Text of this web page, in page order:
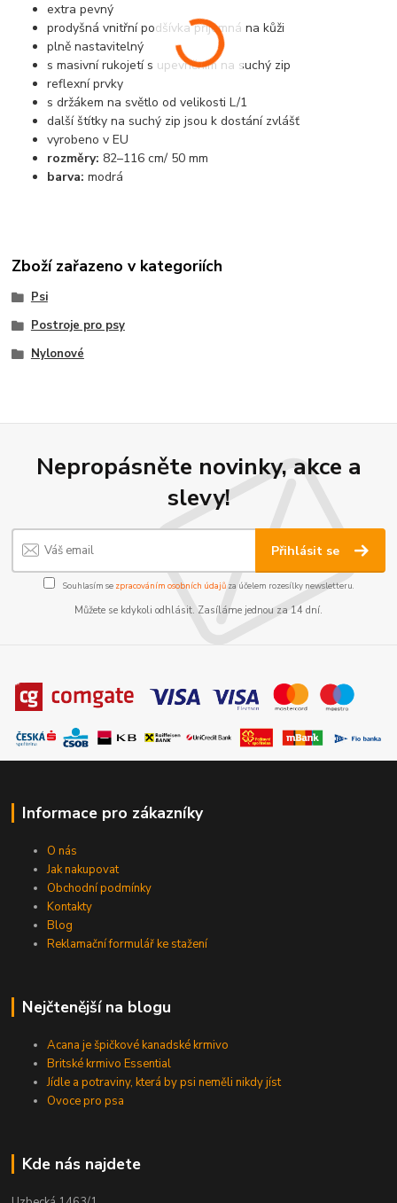
extra pevný
prodyšná vnitřní podšívka příjemná na kůži
plně nastavitelný
s masivní rukojetí s upevněním na suchý zip
reflexní prvky
s držákem na světlo od velikosti L/1
další štítky na suchý zip jsou k dostání zvlášť
vyrobeno v EU
rozměry: 82–116 cm/ 50 mm
barva: modrá
Zboží zařazeno v kategoriích
Psi
Postroje pro psy
Nylonové
Nepropásněte novinky, akce a
slevy!
Přihlásit se
Souhlasím se zpracováním osobních údajůza účelem rozesílky newsletteru.
Můžete se kdykoli odhlásit. Zasíláme jednou za 14 dní.
Informace pro zákazníky
O nás
Jak nakupovat
Obchodní podmínky
Kontakty
Blog
Reklamační formulář ke stažení
Nejčtenější na blogu
Acana je špičkové kanadské krmivo
Britské krmivo Essential
Jídle a potraviny, která by psi neměli nikdy jíst
Ovoce pro psa
Kde nás najdete